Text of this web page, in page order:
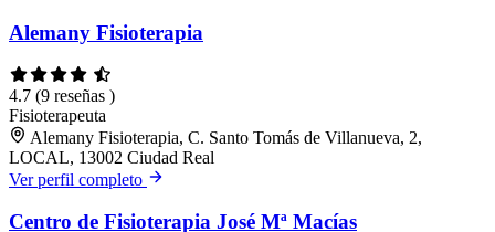
Alemany Fisioterapia
4.7 (9 reseñas )
Fisioterapeuta
Alemany Fisioterapia, C. Santo Tomás de Villanueva, 2,
LOCAL, 13002 Ciudad Real
Ver perfil completo
Centro de Fisioterapia José Mª Macías